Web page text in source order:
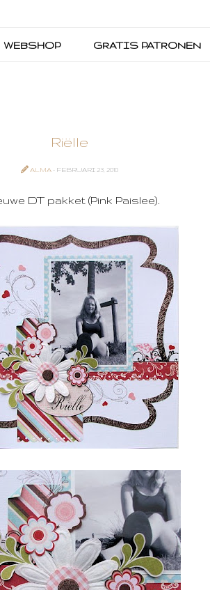
WEBSHOP GRATIS PATRONEN
Riëlle
ALMA - FEBRUARI 23, 2010
DT pakket (Pink Paislee).